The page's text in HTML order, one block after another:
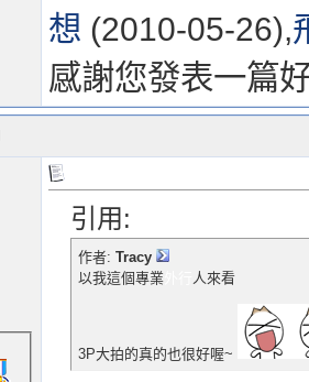
想 (2010-05-26),
感謝您發表一篇
引用:
作者: Tracy
以我這個專業外行 人來看
3P大拍的真的也很好喔~